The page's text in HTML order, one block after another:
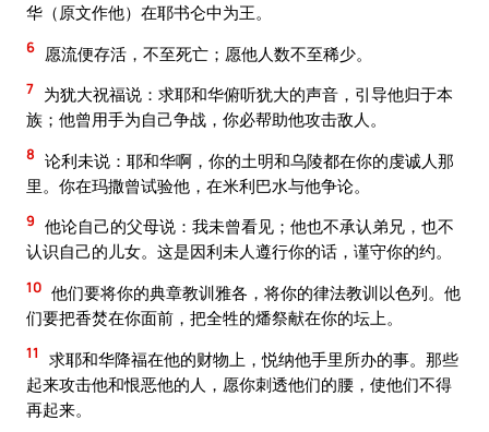
华（原文作他）在耶书仑中为王。
6 愿流便存活，不至死亡；愿他人数不至稀少。
7 为犹大祝福说：求耶和华俯听犹大的声音，引导他归于本
族；他曾用手为自己争战，你必帮助他攻击敌人。
8 论利未说：耶和华啊，你的土明和乌陵都在你的虔诚人那
里。你在玛撒曾试验他，在米利巴水与他争论。
9 他论自己的父母说：我未曾看见；他也不承认弟兄，也不
认识自己的儿女。这是因利未人遵行你的话，谨守你的约。
10 他们要将你的典章教训雅各，将你的律法教训以色列。他
们要把香焚在你面前，把全牲的燔祭献在你的坛上。
11
求耶和华降福在他的财物上，悦纳他手里所办的事。那些
起来攻击他和恨恶他的人，愿你刺透他们的腰，使他们不得
再起来。